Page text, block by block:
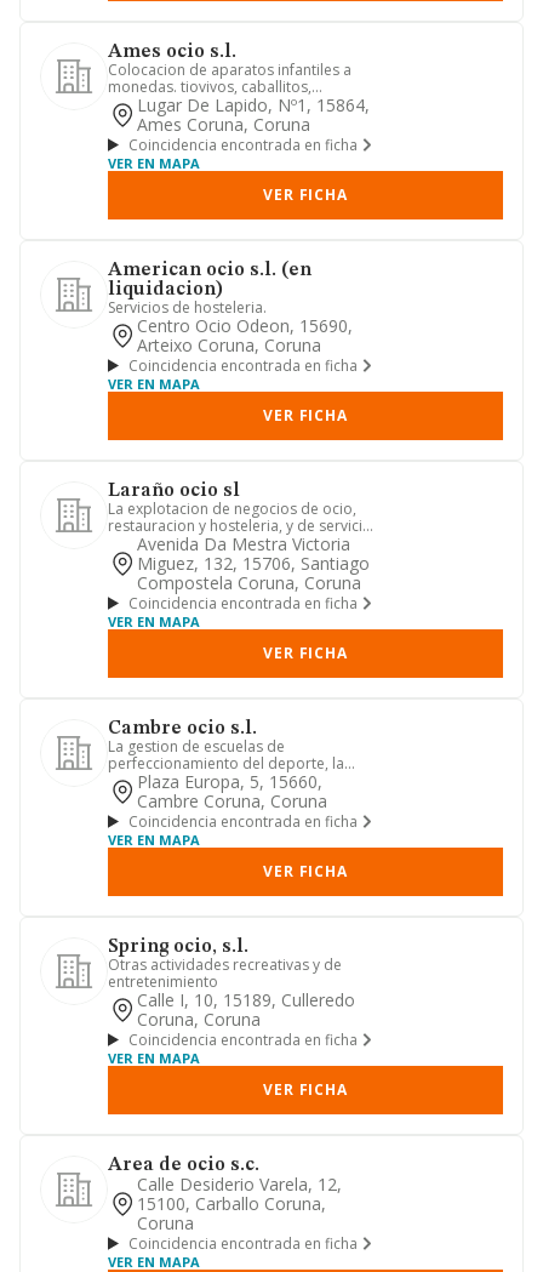
Ames ocio s.l.
Colocacion de aparatos infantiles a
monedas. tiovivos, caballitos,
coches,etc.
Lugar De Lapido, Nº1, 15864,
Ames Coruna, Coruna
Coincidencia encontrada en ficha
VER EN MAPA
VER FICHA
American ocio s.l. (en
liquidacion)
Servicios de hosteleria.
Centro Ocio Odeon, 15690,
Arteixo Coruna, Coruna
Coincidencia encontrada en ficha
VER EN MAPA
VER FICHA
Laraño ocio sl
La explotacion de negocios de ocio,
restauracion y hosteleria, y de servicios
turisticos; asi como ...
Avenida Da Mestra Victoria
Miguez, 132, 15706, Santiago
Compostela Coruna, Coruna
Coincidencia encontrada en ficha
VER EN MAPA
VER FICHA
Cambre ocio s.l.
La gestion de escuelas de
perfeccionamiento del deporte, la
asistencia y servicios sociales para ni...
Plaza Europa, 5, 15660,
Cambre Coruna, Coruna
Coincidencia encontrada en ficha
VER EN MAPA
VER FICHA
Spring ocio, s.l.
Otras actividades recreativas y de
entretenimiento
Calle I, 10, 15189, Culleredo
Coruna, Coruna
Coincidencia encontrada en ficha
VER EN MAPA
VER FICHA
Area de ocio s.c.
Calle Desiderio Varela, 12,
15100, Carballo Coruna,
Coruna
Coincidencia encontrada en ficha
VER EN MAPA